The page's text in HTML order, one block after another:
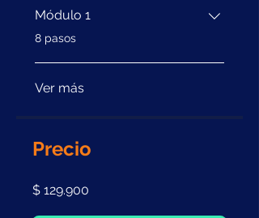
Módulo 1
.8 pasos
Ver más
Precio
$ 129.900